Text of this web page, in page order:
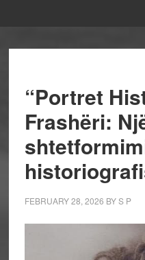
“Portret
Frashëri:
FEBRUARY 28, 2026 BYS P